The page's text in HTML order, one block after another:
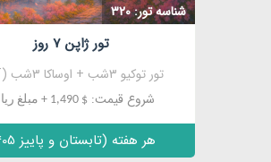
شناسه تور: 320
تور ژاپن 7 روز
تور توکیو 3شب + اوساکا 3شب (FIT)
شروع قیمت: $ 1,490 + مبلغ ریالی
هر هفته (تابستان و پاییز 1405)